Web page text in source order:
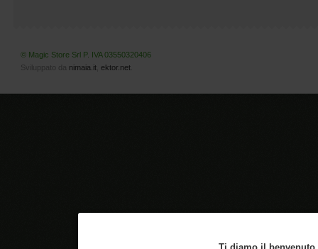
Ti diamo il
© Magic Store Srl P. IVA 03550320406
Sviluppato da nimaia.it ektor.net